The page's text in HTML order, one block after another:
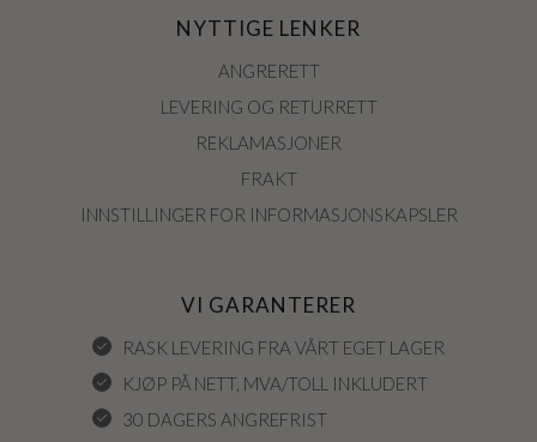
NYTTIGE LENKER
ANGRERETT
LEVERING OG RETURRETT
REKLAMASJONER
FRAKT
INNSTILLINGER FOR INFORMASJONSKAPSLER
VI GARANTERER
RASK LEVERING FRA VÅRT EGET LAGER
KJØP PÅ NETT, MVA/TOLL INKLUDERT
30 DAGERS ANGREFRIST